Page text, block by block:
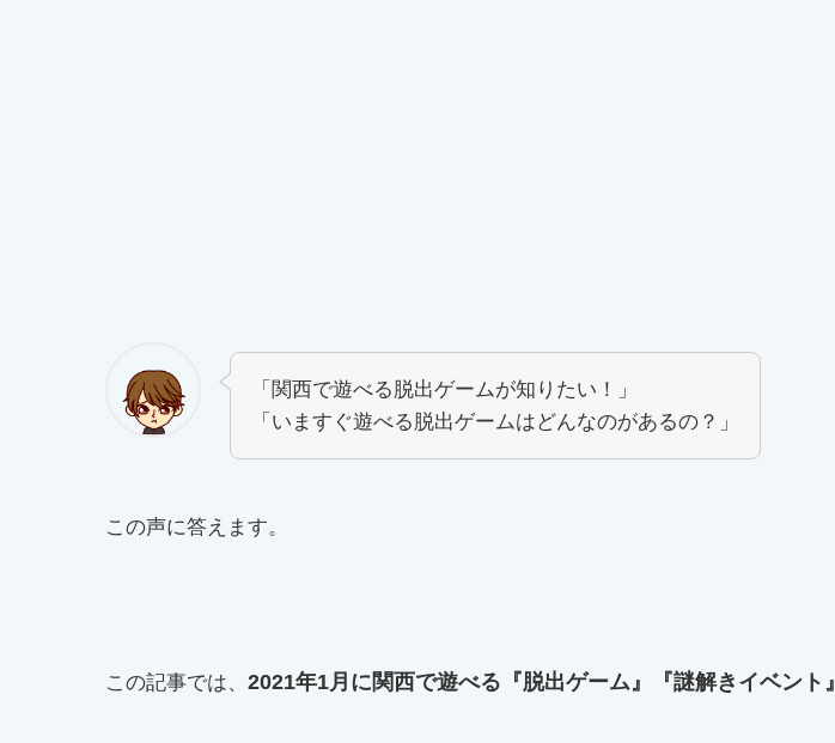
「関西で遊べる脱出ゲームが知りたい！」
「いますぐ遊べる脱出ゲームはどんなのがあるの？」
この声に答えます。
この記事では、 2021年1月に関西で遊べる『脱出ゲーム』『謎解きイベント』